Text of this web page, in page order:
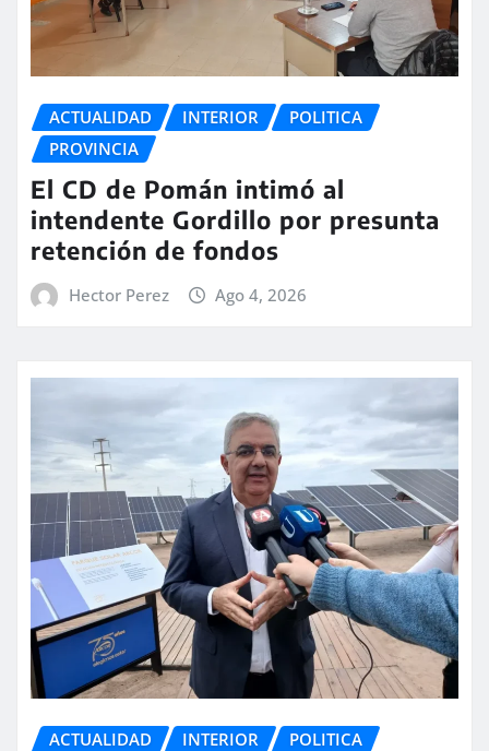
ACTUALIDAD INTERIOR
POLITICA
PROVINCIA
El CD de Pomán intimó al
intendente Gordillo por presunta
retención de fondos
Hector Perez Ago 4, 2026
ACTUALIDAD INTERIOR
POLITICA